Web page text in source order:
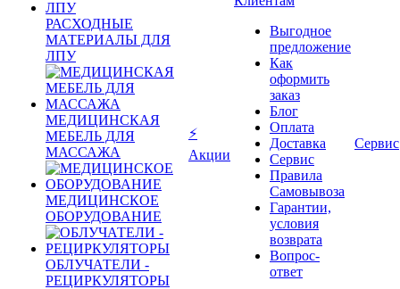
РАСХОДНЫЕ
МАТЕРИАЛЫ ДЛЯ
ЛПУ
МЕДИЦИНСКАЯ
МЕБЕЛЬ ДЛЯ
МАССАЖА
МЕДИЦИНСКОЕ
ОБОРУДОВАНИЕ
ОБЛУЧАТЕЛИ -
РЕЦИРКУЛЯТОРЫ
⚡
Акции
Выгодное
предложение
Как
оформить
заказ
Блог
Оплата
Доставка
Сервис
Правила
Самовывоза
Гарантии,
условия
возврата
Вопрос-
ответ
Сервис